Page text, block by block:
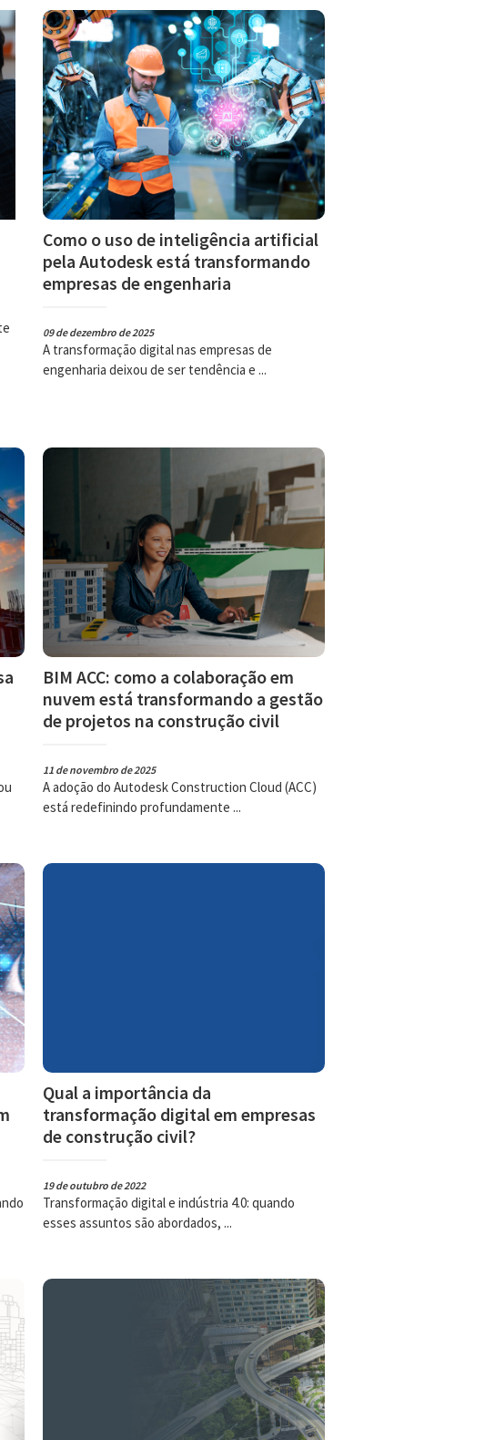
Como o uso de inteligência artificial
pela Autodesk está transformando
empresas de engenharia
09 de dezembro de 2025
A transformação digital nas empresas de
engenharia deixou de ser tendência e ...
BIM ACC: como a colaboração em
nuvem está transformando a gestão
de projetos na construção civil
11 de novembro de 2025
A adoção do Autodesk Construction Cloud (ACC)
está redefinindo profundamente ...
Qual a importância da
transformação digital em empresas
de construção civil?
19 de outubro de 2022
Transformação digital e indústria 4.0: quando
esses assuntos são abordados, ...